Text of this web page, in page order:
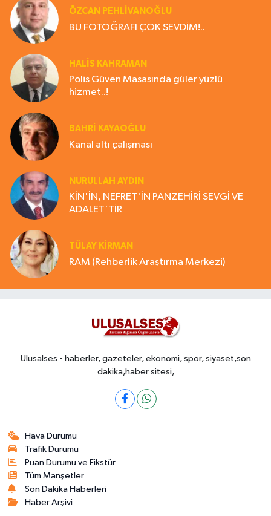
ÖZCAN PEHLİVANOĞLU
BU FOTOĞRAFI ÇOK SEVDİM!..
HALIS KAHRAMAN
Polis Güven Masasında güler yüzlü
hizmet..!
BAHRI KAYAOĞLU
Kanal altı çalışması
NURULLAH AYDIN
KİN'İN, NEFRET'İN PANZEHİRİ SEVGİ VE
ADALET'TİR
TÜLAY KİRMAN
RAM (Rehberlik Araştırma Merkezi)
Ulusalses - haberler, gazeteler, ekonomi, spor, siyaset,son
dakika,haber sitesi,
Hava Durumu
Trafik Durumu
Puan Durumu ve Fikstür
Tüm Manşetler
Son Dakika Haberleri
Haber Arşivi